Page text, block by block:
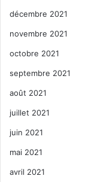
décembre 2021
novembre 2021
octobre 2021
septembre 2021
août 2021
juillet 2021
juin 2021
mai 2021
avril 2021